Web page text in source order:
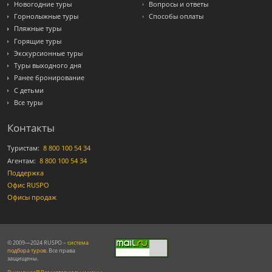
Новогодние туры
Горнолыжные туры
Пляжные туры
Горящие туры
Экскурсионные туры
Туры выходного дня
Ранее бронирование
С детьми
Все туры
Вопросы и ответы
Способы оплаты
Контакты
Туристам: 8 800 100 54 34
Агентам: 8 800 100 54 34
Поддержка
Офис RUSPO
Офисы продаж
© 2009—2024 RUSPO – система
подбора туров. Все права
защищены.